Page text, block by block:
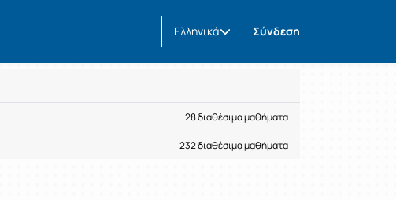
Ελληνικά Σύνδεση
28 διαθέσιμα μαθήματα
232 διαθέσιμα μαθήματα